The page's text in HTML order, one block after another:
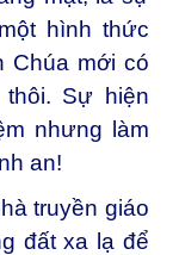
hình thức
Chúa mới có
Sự hiện
nhưng làm
an!
truyền giáo
đất xa lạ để